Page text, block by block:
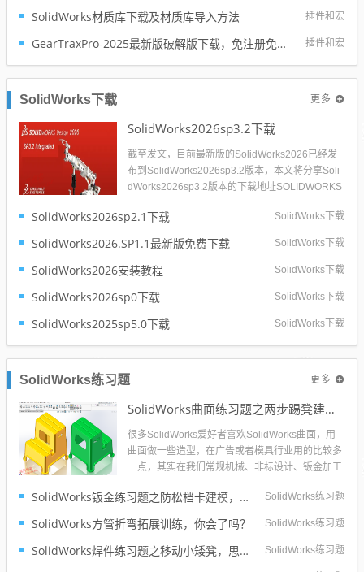
插件和宏
SolidWorks材质库下载及材质库导入方法
插件和宏
GearTraxPro-2025最新版破解版下载，免注册免破解直接用SolidWorks齿轮/链轮/带轮插件
SolidWorks下载 更多
SolidWorks2026sp3.2下载
截至发文，目前最新版的SolidWorks2026已经发
布到SolidWorks2026sp3.2版本，本文将分享Soli
dWorks2026sp3.2版本的下载地址SOLIDWORKS
核心革新在于AI智能化升级。全新智能设计助手Le
SolidWorks下载
SolidWorks2026sp2.1下载
SolidWorks下载
SolidWorks2026.SP1.1最新版免费下载
SolidWorks下载
SolidWorks2026安装教程
SolidWorks下载
SolidWorks2026sp0下载
SolidWorks下载
SolidWorks2025sp5.0下载
SolidWorks练习题 更多
SolidWorks曲面练习题之两步踢凳建模，看似曲面实则特征
很多SolidWorks爱好者喜欢SolidWorks曲面，用
曲面做一些造型，在广告或者模具行业用的比较多
一点，其实在我们常规机械、非标设计、钣金加工
于SolidWorks曲面的教程也不是很多，练习也相对
比较的少。今天这个SolidWorks练习题是两步踢...
SolidWorks练习题
SolidWorks钣金练习题之防松档卡建模，钣金命令综合练习
SolidWorks练习题
SolidWorks方管折弯拓展训练，你会了吗？
SolidWorks练习题
SolidWorks焊件练习题之移动小矮凳，思路对了就不难